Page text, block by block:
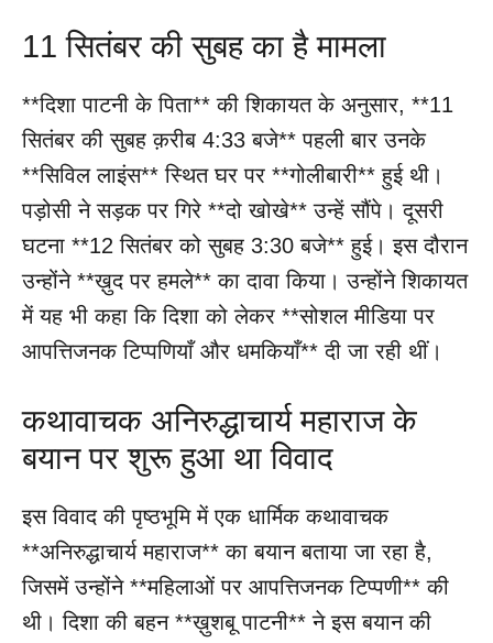
11 सितंबर की सुबह का है मामला
**दिशा पाटनी के पिता** की शिकायत के अनुसार, **11
सितंबर की सुबह क़रीब 4:33 बजे** पहली बार उनके
**सिविल लाइंस** स्थित घर पर **गोलीबारी** हुई थी।
पड़ोसी ने सड़क पर गिरे **दो खोखे** उन्हें सौंपे। दूसरी
घटना **12 सितंबर को सुबह 3:30 बजे** हुई। इस दौरान
उन्होंने **ख़ुद पर हमले** का दावा किया। उन्होंने शिकायत
में यह भी कहा कि दिशा को लेकर **सोशल मीडिया पर
आपत्तिजनक टिप्पणियाँ और धमकियाँ** दी जा रही थीं।
कथावाचक अनिरुद्धाचार्य महाराज के
बयान पर शुरू हुआ था विवाद
इस विवाद की पृष्ठभूमि में एक धार्मिक कथावाचक
**अनिरुद्धाचार्य महाराज** का बयान बताया जा रहा है,
जिसमें उन्होंने **महिलाओं पर आपत्तिजनक टिप्पणी** की
थी। दिशा की बहन **ख़ुशबू पाटनी** ने इस बयान की